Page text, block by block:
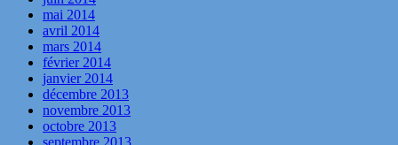
mai 2014
avril 2014
mars 2014
février 2014
janvier 2014
décembre 2013
novembre 2013
octobre 2013